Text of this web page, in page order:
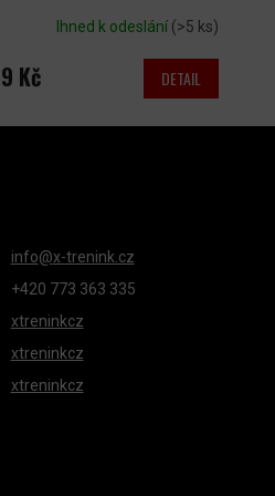
Ihned k odeslání (>5 ks)
Kč DETAIL
info@x-trenink.cz
+420 ‭773 363 335
xtreninkcz
xtreninkcz
xtreninkcz